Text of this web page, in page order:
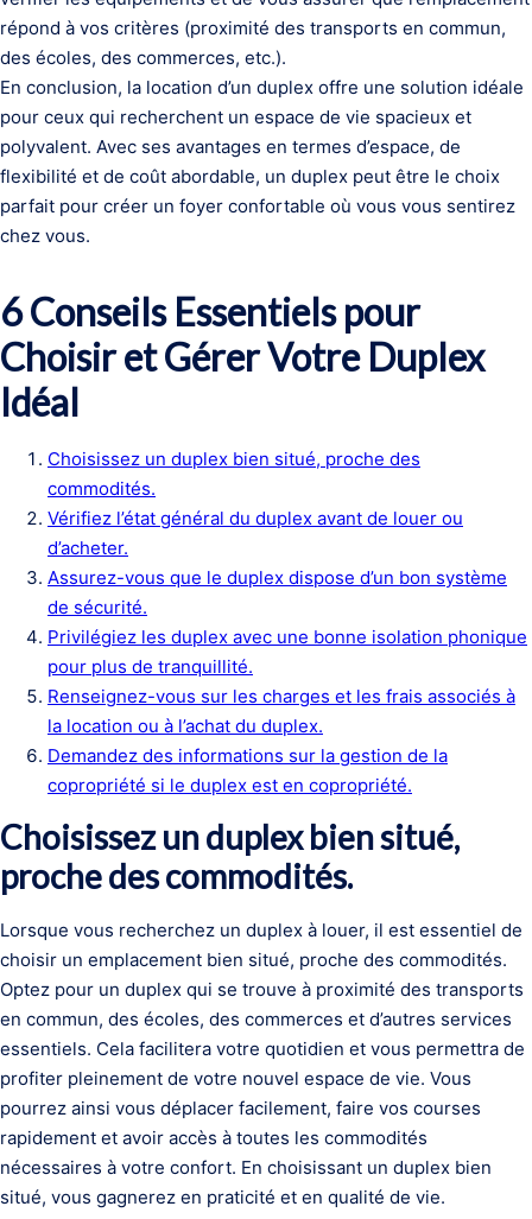
répond à vos critères (proximité des transports en commun,
des écoles, des commerces, etc.).
En conclusion, la location d’un duplex offre une solution idéale
pour ceux qui recherchent un espace de vie spacieux et
polyvalent. Avec ses avantages en termes d’espace, de
flexibilité et de coût abordable, un duplex peut être le choix
parfait pour créer un foyer confortable où vous vous sentirez
chez vous.
6 Conseils Essentiels pour
Choisir et Gérer Votre Duplex
Idéal
Choisissez un duplex bien situé, proche des
commodités.
Vérifiez l’état général du duplex avant de louer ou
d’acheter.
Assurez-vous que le duplex dispose d’un bon système
de sécurité.
Privilégiez les duplex avec une bonne isolation phonique
pour plus de tranquillité.
Renseignez-vous sur les charges et les frais associés à
la location ou à l’achat du duplex.
Demandez des informations sur la gestion de la
copropriété si le duplex est en copropriété.
Choisissez un duplex bien situé,
proche des commodités.
Lorsque vous recherchez un duplex à louer, il est essentiel de
choisir un emplacement bien situé, proche des commodités.
Optez pour un duplex qui se trouve à proximité des transports
en commun, des écoles, des commerces et d’autres services
essentiels. Cela facilitera votre quotidien et vous permettra de
profiter pleinement de votre nouvel espace de vie. Vous
pourrez ainsi vous déplacer facilement, faire vos courses
rapidement et avoir accès à toutes les commodités
nécessaires à votre confort. En choisissant un duplex bien
situé, vous gagnerez en praticité et en qualité de vie.